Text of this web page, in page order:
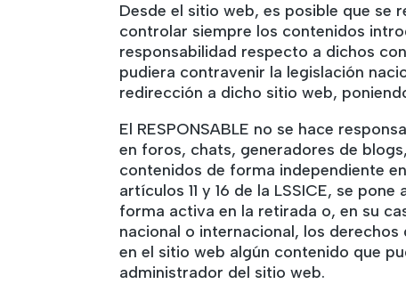
Desde el sitio web, es posible que se
controlar siempre los contenidos
responsabilidad respecto a dichos
pudiera contravenir la legislación
redirección a dicho sitio web,
El RESPONSABLE no se hace
en foros, chats, generadores de
contenidos de forma independiente
artículos 11 y 16 de la LSSICE, se
forma activa en la retirada o, en su
nacional o internacional, los
en el sitio web algún contenido que
administrador del sitio web.